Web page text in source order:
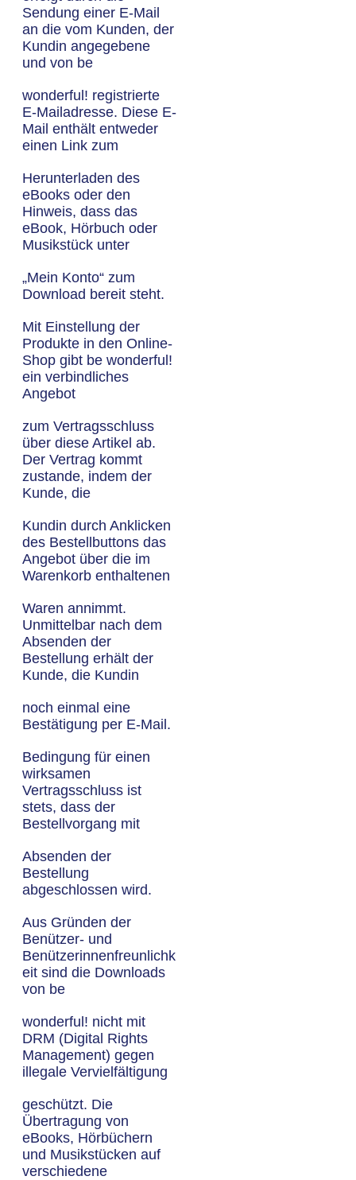
Sendung einer E-Mail
an die vom Kunden, der
Kundin angegebene
und von be
wonderful! registrierte
E-Mailadresse. Diese E-
Mail enthält entweder
einen Link zum
Herunterladen des
eBooks oder den
Hinweis, dass das
eBook, Hörbuch oder
Musikstück unter
„Mein Konto“ zum
Download bereit steht.
Mit Einstellung der
Produkte in den Online-
Shop gibt be wonderful!
ein verbindliches
Angebot
zum Vertragsschluss
über diese Artikel ab.
Der Vertrag kommt
zustande, indem der
Kunde, die
Kundin durch Anklicken
des Bestellbuttons das
Angebot über die im
Warenkorb enthaltenen
Waren annimmt.
Unmittelbar nach dem
Absenden der
Bestellung erhält der
Kunde, die Kundin
noch einmal eine
Bestätigung per E-Mail.
Bedingung für einen
wirksamen
Vertragsschluss ist
stets, dass der
Bestellvorgang mit
Absenden der
Bestellung
abgeschlossen wird.
Aus Gründen der
Benützer- und
Benützerinnenfreunlichk
eit sind die Downloads
von be
wonderful! nicht mit
DRM (Digital Rights
Management) gegen
illegale Vervielfältigung
geschützt. Die
Übertragung von
eBooks, Hörbüchern
und Musikstücken auf
verschiedene